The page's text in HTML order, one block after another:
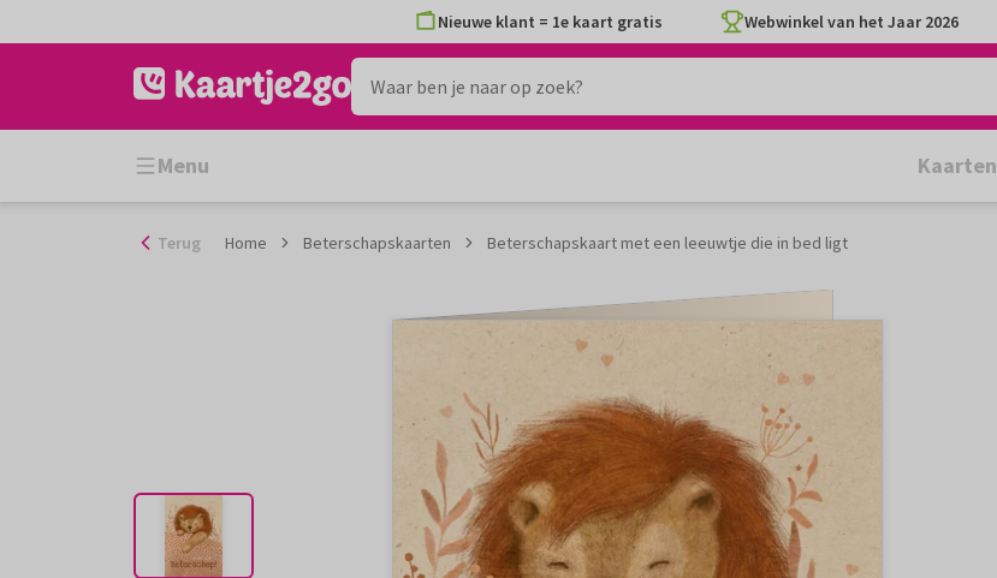
naar
Nieuwe klant = 1e kaart gratis Webwinkel van het Jaar 2026
Menu Kaarten
Terug Home Beterschapskaarten Beterschapskaart met een leeuwtje die in bed ligt